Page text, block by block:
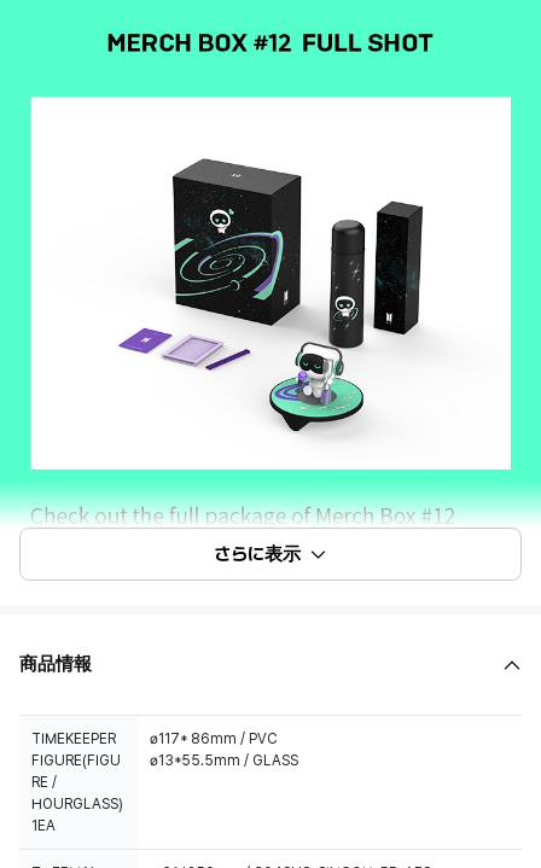
さらに表示
商品情報
TIMEKEEPER
FIGURE(FIGU
RE /
HOURGLASS)
1EA
ø117* 86mm / PVC
ø13*55.5mm / GLASS